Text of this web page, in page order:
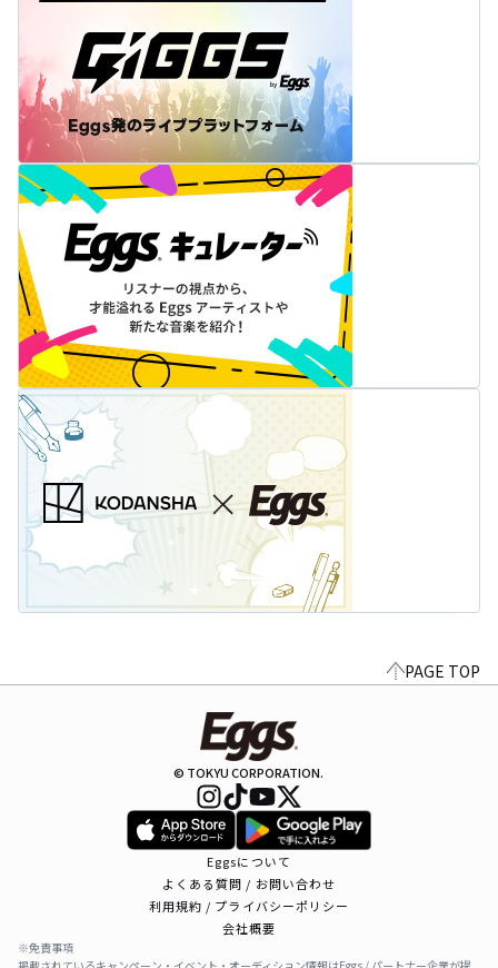
PAGE TOP
© TOKYU CORPORATION.
Eggsについて
よくある質問 / お問い合わせ
利用規約 / プライバシーポリシー
会社概要
※免責事項